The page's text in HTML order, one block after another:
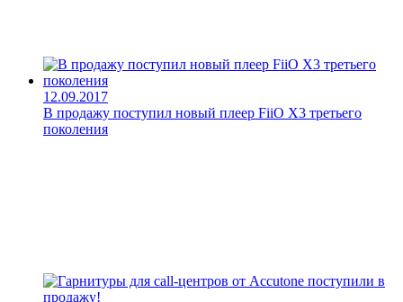
12.09.2017
В продажу поступил новый плеер FiiO X3 третьего
поколения